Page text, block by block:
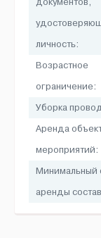
личность:
Возрастное
ограничение:
Уборка
Аренда
мероприятий:
Минимальный
аренды